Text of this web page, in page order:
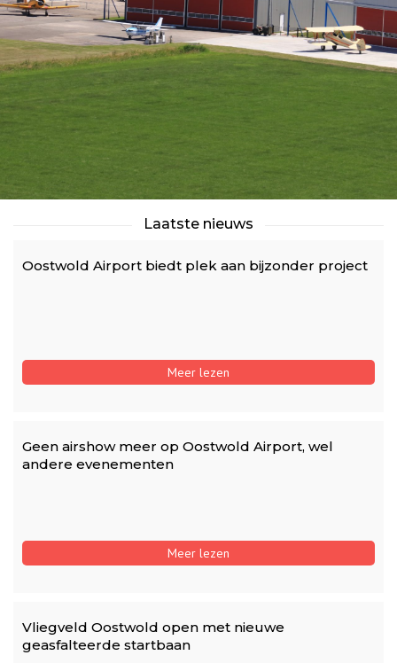
Laatste nieuws
Oostwold Airport biedt plek aan bijzonder project
Meer lezen
Geen airshow meer op Oostwold Airport, wel
andere evenementen
Meer lezen
Vliegveld Oostwold open met nieuwe
geasfalteerde startbaan